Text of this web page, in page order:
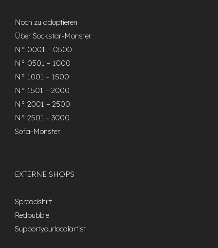
Noch zu adoptieren
Über Sockstar-Monster
N° 0001 – 0500
N° 0501 – 1000
N° 1001 – 1500
N° 1501 – 2000
N° 2001 – 2500
N° 2501 – 3000
Sofa-Monster
EXTERNE SHOPS
Spreadshirt
Redbubble
Supportyourlocalartist